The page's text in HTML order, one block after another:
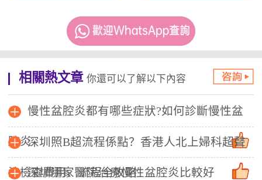
相關熱文章 你還可以了解以下內容
慢性盆腔炎都有哪些症狀?如何診斷慢性盆
腔炎深圳照B超流程係點？香港人北上婦科超聲
波檢查費用、流程全攻略
深圳哪家醫院治療慢性盆腔炎比較好